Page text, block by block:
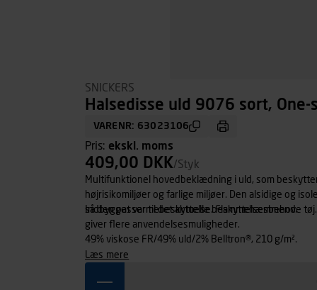
SNICKERS
Halsedisse uld 9076 sort, One-
VARENR: 63023106
Pris: ekskl. moms
409,00 DKK/Styk
Multifunktionel hovedbeklædning i uld, som
højrisikomiljøer og farlige miljøer. Den alsidige og
så den passer til det aktuelle beskyttelsesbehov.
Indbygget varmebeskyttelse. Flammehæmmende
giver flere anvendelsesmuligheder.
49% viskose FR/49% uld/2% Belltron®, 210 g/m².
læs mere